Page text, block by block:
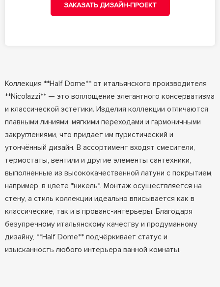
ЗАКАЗАТЬ ДИЗАЙН-ПРОЕКТ
Коллекция **Half Dome** от итальянского производителя
**Nicolazzi** — это воплощение элегантного консерватизма
и классической эстетики. Изделия коллекции отличаются
плавными линиями, мягкими переходами и гармоничными
закруглениями, что придаёт им пуристический и
утончённый дизайн. В ассортимент входят смесители,
термостаты, вентили и другие элементы сантехники,
выполненные из высококачественной латуни с покрытием,
например, в цвете *никель*. Монтаж осуществляется на
стену, а стиль коллекции идеально вписывается как в
классические, так и в прованс-интерьеры. Благодаря
безупречному итальянскому качеству и продуманному
дизайну, **Half Dome** подчёркивает статус и
изысканность любого интерьера ванной комнаты.